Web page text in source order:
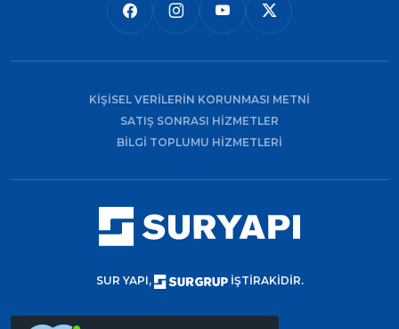
SUR YAPI, İŞTİRAKİDİR.
KİŞİSEL VERİLERİN KORUNMASI METNİ
SATIŞ SONRASI HİZMETLER
BİLGİ TOPLUMU HİZMETLERİ